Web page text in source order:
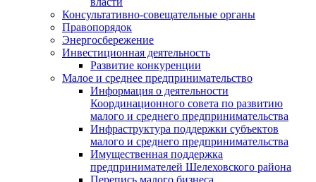
Консультативно-совещательные органы
Правопорядок
Энергосбережение
Инвестиционная деятельность
Развитие конкуренции
Малое и среднее предпринимательство
Информация о деятельности
Координационного совета по развитию
малого и среднего предпринимательства
Инфраструктура поддержки субъектов
малого и среднего предпринимательства
Имущественная поддержка
предпринимателей Шелеховского района
Перепись малого бизнеса